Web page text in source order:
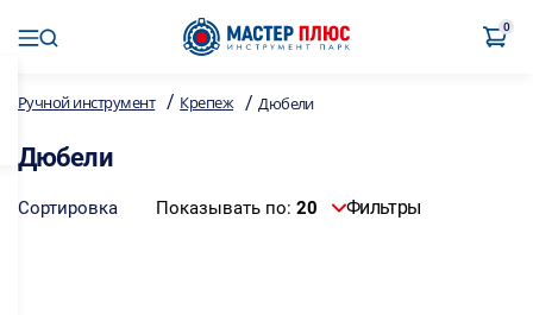
0
Ручной инструмент / Крепеж / Дюбели
Дюбели
Сортировка Показывать по: 20 Фильтры